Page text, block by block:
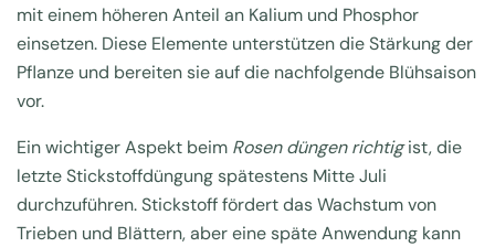
mit einem höheren Anteil an Kalium und Phosphor
einsetzen. Diese Elemente unterstützen die Stärkung der
Pflanze und bereiten sie auf die nachfolgende Blühsaison
vor.
Ein wichtiger Aspekt beim Rosen düngen richtigist, die
letzte Stickstoffdüngung spätestens Mitte Juli
durchzuführen. Stickstoff fördert das Wachstum von
Trieben und Blättern, aber eine späte Anwendung kann